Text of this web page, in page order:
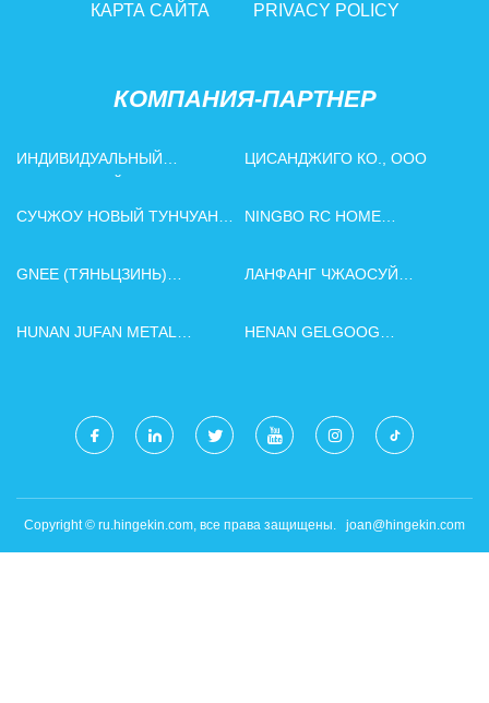
КАРТА САЙТА PRIVACY POLICY
КОМПАНИЯ-ПАРТНЕР
ИНДИВИДУАЛЬНЫЙ
ЦИСАНДЖИГО КО., ООО
СУЧЖОУ НОВЫЙ ТУНЧУАН
NINGBO RC HOME
GNEE (ТЯНЬЦЗИНЬ)
ТОРГОВАЯ КОМПАНИЯ, ООО
ЛАНФАНГ ЧЖАОСУЙ
КОМПАНИЯ, ООО
HUNAN JUFAN METAL
HENAN GELGOOG
Copyright © ru.hingekin.com, все права защищены. joan@hingekin.com